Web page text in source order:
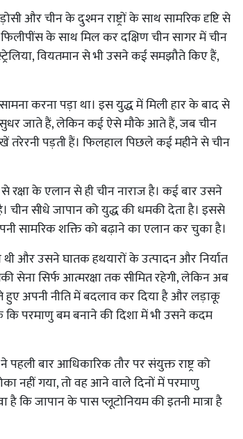
और चीन के दुश्मन राष्ट्रों के साथ सामरिक दृष्टि से
के साथ मिल कर दक्षिण चीन सागर में चीन
वियतमान से भी उसने कई समझौते किए हैं,
सामना करना पड़ा था। इस युद्ध में मिली हार के बाद से
सुधर जाते हैं, लेकिन कई ऐसे मौके आते हैं, जब चीन
तरेरनी पड़ती हैं। फिलहाल पिछले कई महीने से चीन
से रक्षा के एलान से ही चीन नाराज है। कई बार उसने
चीन सीधे जापान को युद्ध की धमकी देता है। इससे
सामरिक शक्ति को बढ़ाने का एलान कर चुका है।
थी और उसने घातक हथयारों के उत्पादन और निर्यात
सेना सिर्फ आत्मरक्षा तक सीमित रहेगी, लेकिन अब
अपनी नीति में बदलाव कर दिया है और लड़ाकू
कि परमाणु बम बनाने की दिशा में भी उसने कदम
बार आधिकारिक तौर पर संयुक्त राष्ट्र को
नहीं गया, तो वह आने वाले दिनों में परमाणु
कि जापान के पास प्लूटोनियम की इतनी मात्रा है